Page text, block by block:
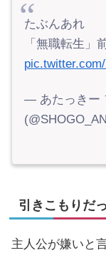
たぶんあれ
「無職転生」
— あたっきー
引きこもりだ
主人公が嫌いと